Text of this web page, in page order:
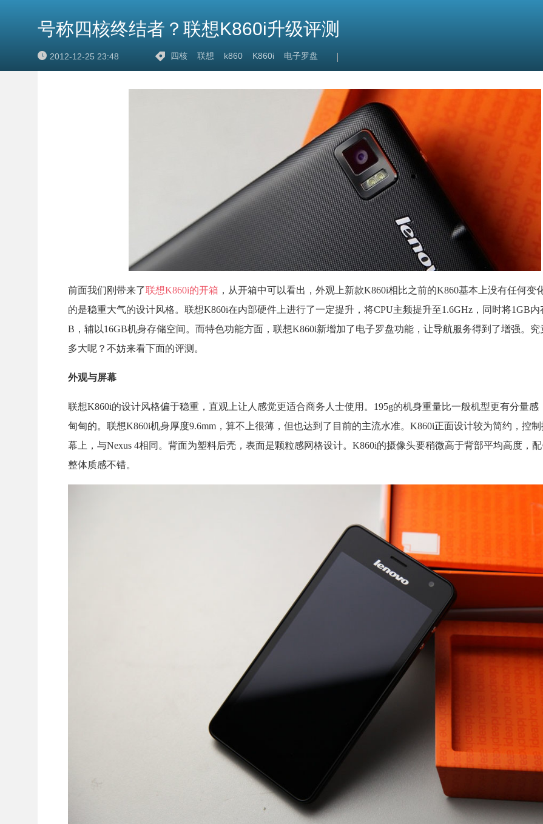
号称四核终结者？联想K860i升级评测
2012-12-25 23:48 四核 联想 k860 K860i 电子罗盘
前面我们刚带来了联想K860i的开箱 ，从开箱中可以看出，外观上新款K860i相比之前的K860基本上没有任何变
的是稳重大气的设计风格。联想K860i在内部硬件上进行了一定提升，将CPU主频提升至1.6GHz，同时将1GB内
B，辅以16GB机身存储空间。而特色功能方面，联想K860i新增加了电子罗盘功能，让导航服务得到了增强。
多大呢？不妨来看下面的评测。
外观与屏幕
联想K860i的设计风格偏于稳重，直观上让人感觉更适合商务人士使用。195g的机身重量比一般机型更有分量感
甸甸的。联想K860i机身厚度9.6mm，算不上很薄，但也达到了目前的主流水准。K860i正面设计较为简约，控
幕上，与Nexus 4相同。背面为塑料后壳，表面是颗粒感网格设计。K860i的摄像头要稍微高于背部平均高度，配
整体质感不错。